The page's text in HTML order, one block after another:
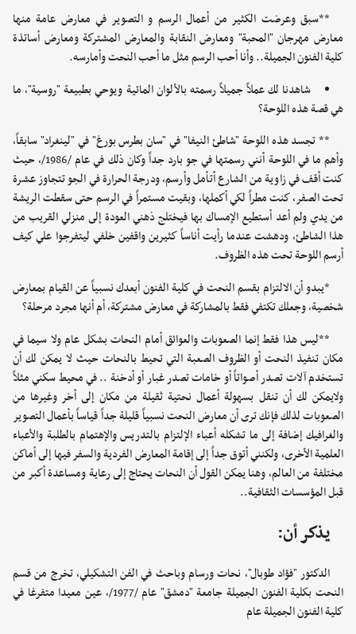
**سبق وعرضت الكثير من أعمال الرسم و التصوير في معارض عامة منها
معارض مهرجان "المحبة" ومعارض النقابة والمعارض المشتركة ومعارض أساتذة
كلية الفنون الجميلة.. وأنا أحب الرسم مثل ما أحب النحت وأمارسه.
شاهدنا لك عملاً جميلاً رسمته بالألوان المائية ويوحي بطبيعة "روسية"، ما
هي قصة هذه اللوحة؟
** تجسد هذه اللوحة "شاطئ النيفا" في "سان بطرس بورغ" في "لينغراد" سابقاً،
وأهم ما في اللوحة أنني رسمتها في جو بارد جداً وكان ذلك في عام /1986/، حيث
كنت أقف في زاوية من الشارع أتأمل وأرسم، ودرجة الحرارة في الجو تتجاوز عشرة
تحت الصفر، كنت مطراً لكي أكملها، وبقيت مستمراً في الرسم حتى سقطت الريشة
من يدي ولم أعد أستطيع الإمساك بها فيختلج ذهني العودة إلى منزلي القريب من
هذا الشاطئ، ودهشت عندما رأيت أناساً كثيرين واقفين خلفي ليتفرجوا علي كيف
أرسم اللوحة تحت هذه الظروف.
*يبدو أن الالتزام بقسم النحت في كلية الفنون أبعدك نسبياً عن القيام بمعارض
شخصية، وجعلك تكتفي فقط بالمشاركة في معارض مشتركة، أم أنها مجرد مرحلة؟
**ليس هذا فقط إنما الصعوبات والعوائق أمام النحات بشكل عام ولا سيما في
مكان تنفيذ النحت أو الظروف الصعبة التي تحيط بالنحات حيث لا يمكن لك أن
تستخدم آلات تصدر أصواتاً أو خامات تصدر غبار أو أدخنة .. في محيط سكني مثلاً
ولايمكن لك أن تنقل بسهولة أعمال نحتية ثقيلة من مكان إلى أخر وغيرها من
الصعوبات لذلك فإنك ترى أن معارض النحت نسبياً قليلة جداً قياساً بأعمال التصوير
والغرافيك إضافة إلى ما تشكله أعباء الإلتزام بالتدريس والإهتمام بالطلبة والأعباء
العلمية الأخرى، ولكنني أتوق جداً إلى إقامة المعارض الفردية والسفر فيها إلى أماكن
مختلفة من العالم، وهنا يمكن القول أن النحات يحتاج إلى رعاية ومساعدة أكبر من
قبل المؤسسات الثقافية..
يذكر أن:
الدكتور "فؤاد طوبال"، نحات ورسام وباحث في الفن التشكيلي، تخرج من قسم
النحت بكلية الفنون الجميلة جامعة "دمشق" عام /1977/، عين معيدا متفرغا في
كلية الفنون الجميلة عام